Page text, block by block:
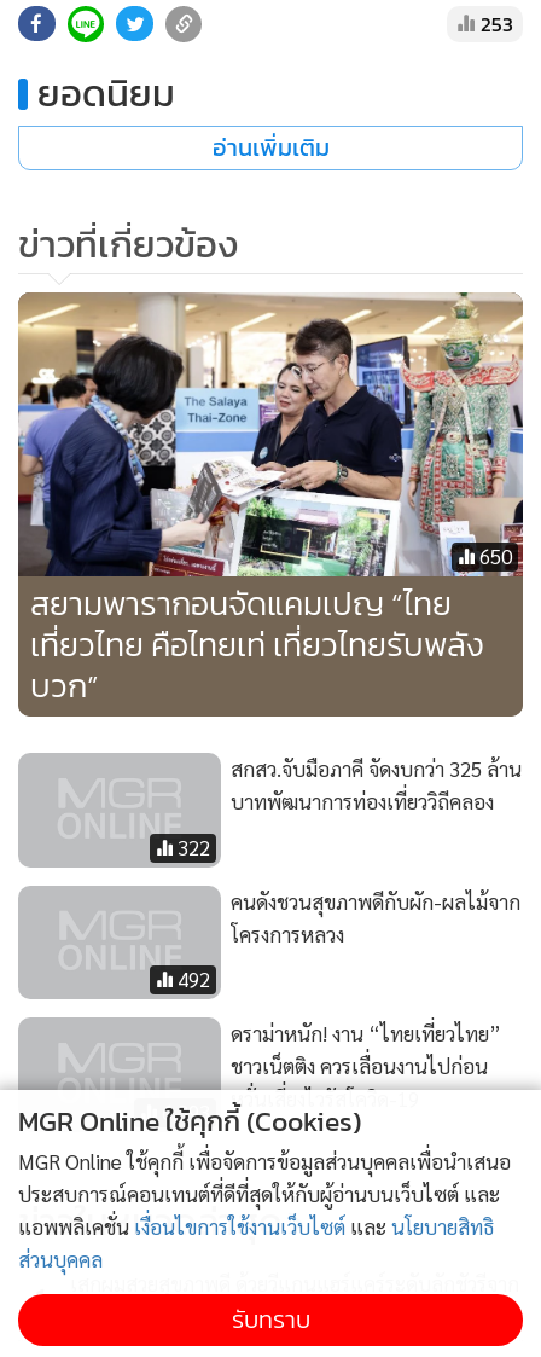
253
ยอดนิยม
อ่านเพิ่มเติม
ข่าวที่เกี่ยวข้อง
650
สยามพารากอนจัดแคมเปญ “ไทย
เที่ยวไทย คือไทยเท่ เที่ยวไทยรับพลัง
บวก”
322
สกสว.จับมือภาคี จัดงบกว่า 325 ล้าน
บาทพัฒนาการท่องเที่ยววิถีคลอง
492
คนดังชวนสุขภาพดีกับผัก-ผลไม้จาก
โครงการหลวง
6,393
ดราม่าหนัก! งาน “ไทยเที่ยวไทย”
ชาวเน็ตติง ควรเลื่อนงานไปก่อน
หวั่นเสี่ยงไวรัสโควิด-19
ข่าวในหมวดล่าสุด
1
MGR Online ใช้คุกกี้ (Cookies)
MGR Online ใช้คุกกี้ เพื่อจัดการข้อมูลส่วนบุคคลเพื่อนำเสนอ
ประสบการณ์คอนเทนต์ที่ดีที่สุดให้กับผู้อ่านบนเว็บไซต์ และ
แอพพลิเคชั่น เงื่อนไขการใช้งานเว็บไซต์ และ นโยบายสิทธิ
ส่วนบุคคล
รับทราบ